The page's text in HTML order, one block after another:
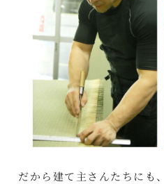
だから建て主さんたちにも